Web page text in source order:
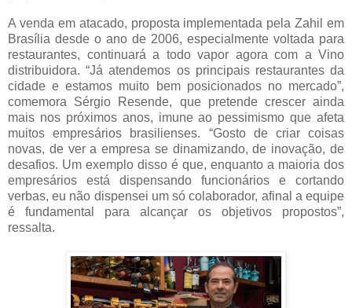
A venda em atacado, proposta implementada pela Zahil em
Brasília desde o ano de 2006, especialmente voltada para
restaurantes, continuará a todo vapor agora com a Vino
distribuidora. “Já atendemos os principais restaurantes da
cidade e estamos muito bem posicionados no mercado”,
comemora Sérgio Resende, que pretende crescer ainda
mais nos próximos anos, imune ao pessimismo que afeta
muitos empresários brasilienses. “Gosto de criar coisas
novas, de ver a empresa se dinamizando, de inovação, de
desafios. Um exemplo disso é que, enquanto a maioria dos
empresários está dispensando funcionários e cortando
verbas, eu não dispensei um só colaborador, afinal a equipe
é fundamental para alcançar os objetivos propostos”,
ressalta.